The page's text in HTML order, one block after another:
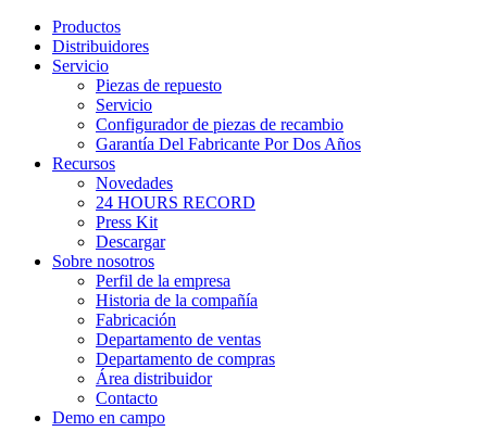
Productos
Distribuidores
Servicio
Piezas de repuesto
Servicio
Configurador de piezas de recambio
Garantía Del Fabricante Por Dos Años
Recursos
Novedades
24 HOURS RECORD
Press Kit
Descargar
Sobre nosotros
Perfil de la empresa
Historia de la compañía
Fabricación
Departamento de ventas
Departamento de compras
Área distribuidor
Contacto
Demo en campo